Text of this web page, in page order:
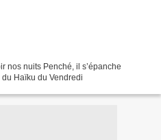
nos nuits Penché, il s’épanche
Haïku du Vendredi